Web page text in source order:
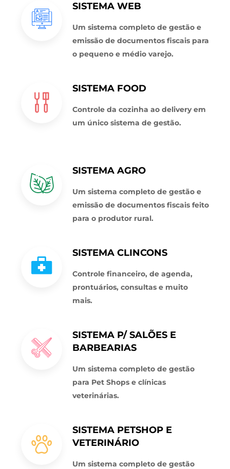
SISTEMA WEB
Um sistema completo de gestão e
emissão de documentos fiscais para
o pequeno e médio varejo.
SISTEMA FOOD
Controle da cozinha ao delivery em
um único sistema de gestão.
SISTEMA AGRO
Um sistema completo de gestão e
emissão de documentos fiscais feito
para o produtor rural.
SISTEMA CLINCONS
Controle financeiro, de agenda,
prontuários, consultas e muito
mais.
SISTEMA P/ SALÕES E
BARBEARIAS
Um sistema completo de gestão
para Pet Shops e clínicas
veterinárias.
SISTEMA PETSHOP E
VETERINÁRIO
Um sistema completo de gestão